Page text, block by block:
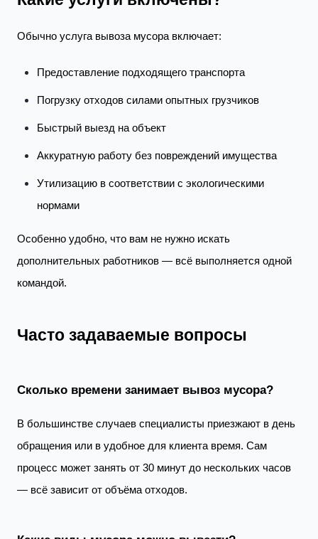
Обычно услуга вывоза мусора включает:
Предоставление подходящего транспорта
Погрузку отходов силами опытных грузчиков
Быстрый выезд на объект
Аккуратную работу без повреждений имущества
Утилизацию в соответствии с экологическими
нормами
Особенно удобно, что вам не нужно искать
дополнительных работников — всё выполняется одной
командой.
Часто задаваемые вопросы
Сколько времени занимает вывоз мусора?
В большинстве случаев специалисты приезжают в день
обращения или в удобное для клиента время. Сам
процесс может занять от 30 минут до нескольких часов
— всё зависит от объёма отходов.